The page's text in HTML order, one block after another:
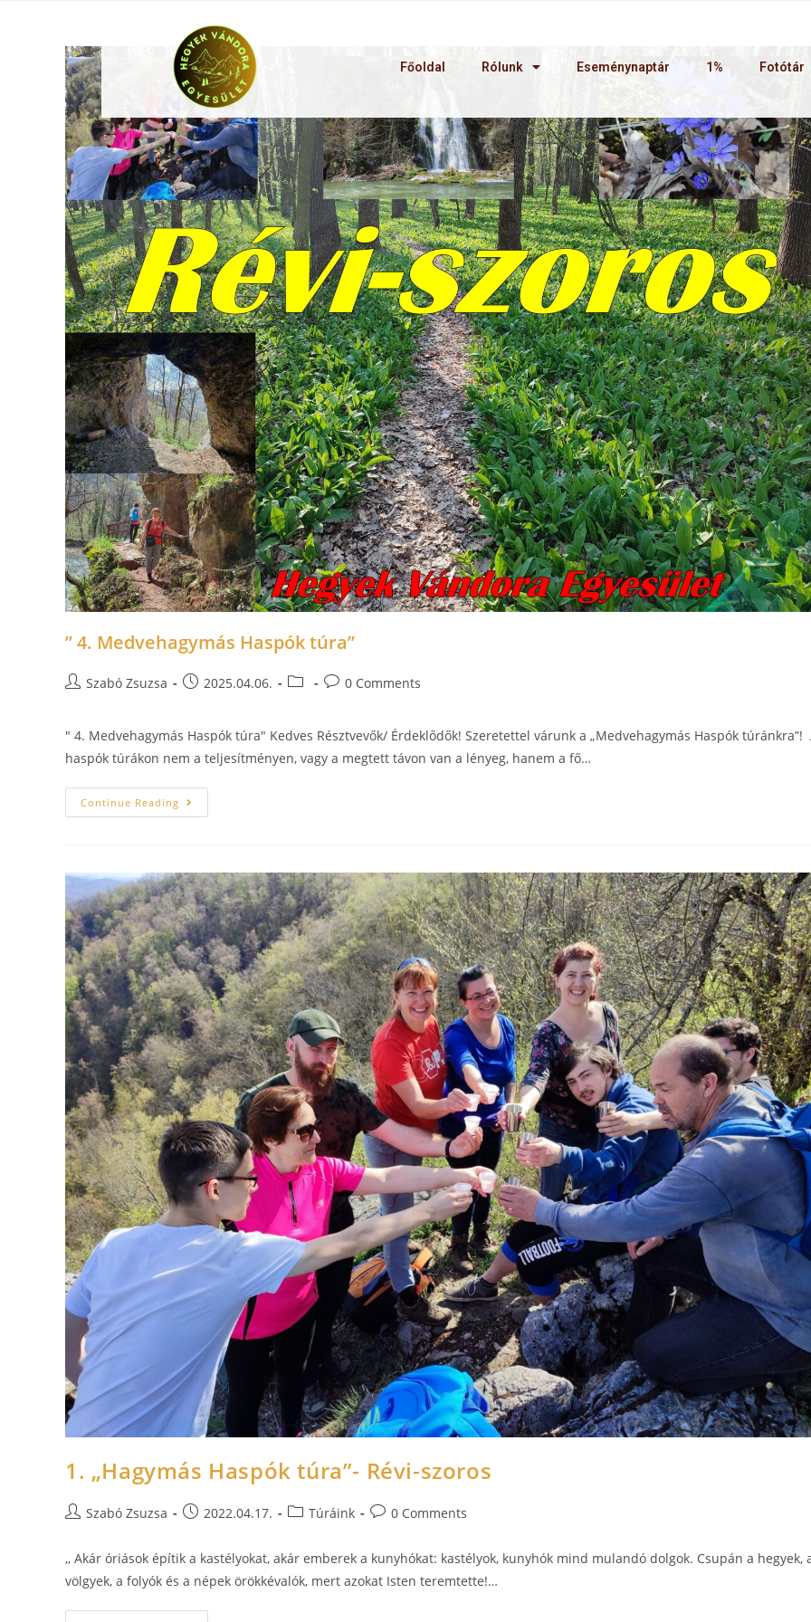
Főoldal Rólunk Eseménynaptár 1% Fotótár
” 4. Medvehagymás Haspók túra”
Szabó Zsuzsa 2025.04.06. 0 Comments
" 4. Medvehagymás Haspók túra" Kedves Résztvevők/ Érdeklődők! Szeretettel várunk a „Medvehagymás Haspók túránkra”!
haspók túrákon nem a teljesítményen, vagy a megtett távon van a lényeg, hanem a fő…
Continue Reading
1. „Hagymás Haspók túra”- Révi-szoros
Szabó Zsuzsa 2022.04.17. Túráink 0 Comments
,, Akár óriások építik a kastélyokat, akár emberek a kunyhókat: kastélyok, kunyhók mind mulandó dolgok. Csupán a hegyek,
völgyek, a folyók és a népek örökkévalók, mert azokat Isten teremtette!…